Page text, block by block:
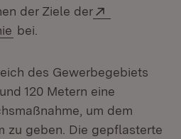
der Ziele der
(Öffnet in neuem Fenster)
bei.
des Gewerbegebiets
120 Metern eine
um dem
zu geben. Die gepflasterte